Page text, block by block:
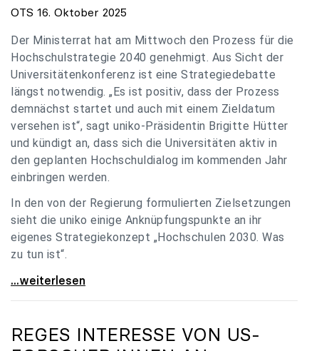
OTS 16. Oktober 2025
Der Ministerrat hat am Mittwoch den Prozess für die
Hochschulstrategie 2040 genehmigt. Aus Sicht der
Universitätenkonferenz ist eine Strategiedebatte
längst notwendig. „Es ist positiv, dass der Prozess
demnächst startet und auch mit einem Zieldatum
versehen ist“, sagt uniko-Präsidentin Brigitte Hütter
und kündigt an, dass sich die Universitäten aktiv in
den geplanten Hochschuldialog im kommenden Jahr
einbringen werden.
In den von der Regierung formulierten Zielsetzungen
sieht die uniko einige Anknüpfungspunkte an ihr
eigenes Strategiekonzept „Hochschulen 2030. Was
zu tun ist“.
Universitäten: Hochschulstrategie 2040 muss eine
...weiterlesen
REGES INTERESSE VON US-